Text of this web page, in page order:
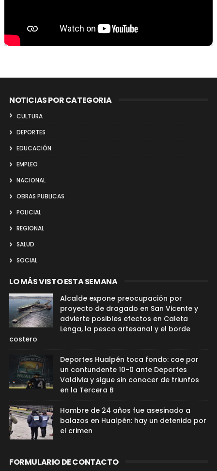
NOTICIAS POR CATEGORIA
CULTURA
DEPORTES
EDUCACIÓN
EMPLEO
NACIONAL
OBRAS PUBLICAS
POLICIAL
REGIONAL
SALUD
SOCIAL
LO MÁS VISTO ESTA SEMANA
Alcalde expone preocupación por
proyecto de dragado en San Vicente y
advierte posibles efectos en Caleta
Lenga, la pesca artesanal y el borde
costero
Deportes Hualpén toca fondo: cae por
un contundente 10-0 ante Deportes
Valdivia y sigue sin conocer de triunfos
en la Tercera B
Hombre de 24 años fue asesinado a
balazos en Hualpén: hay un detenido por
el crimen
FORMULARIO DE CONTACTO